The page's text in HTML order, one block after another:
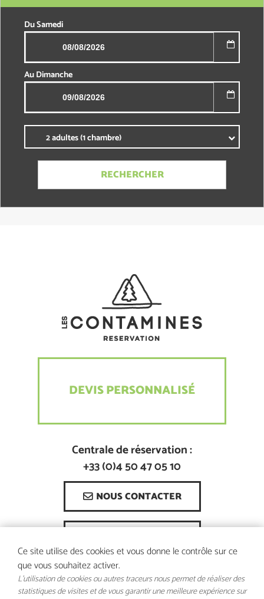
DuSamedi
AuDimanche
DEVIS PERSONNALISÉ
Centrale de réservation :
+33 (0)4 50 47 05 10
NOUS CONTACTER
Ce site utilise des cookies et vous donne le contrôle sur ce
que vous souhaitez activer.
L'utilisation de cookies ou autres traceurs nous permet de réaliser des
statistiques de visites et de vous garantir une meilleure expérience sur